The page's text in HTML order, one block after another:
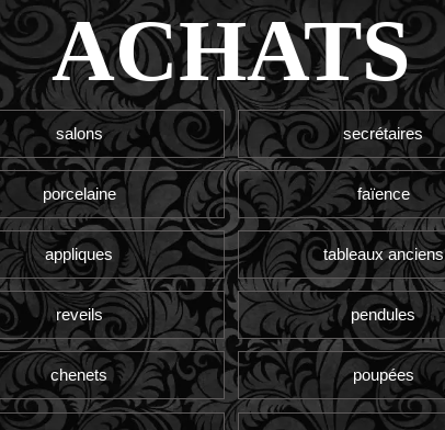
ACHATS
salons secrétaires
porcelaine faïence
appliques tableaux anciens
reveils pendules
chenets poupées